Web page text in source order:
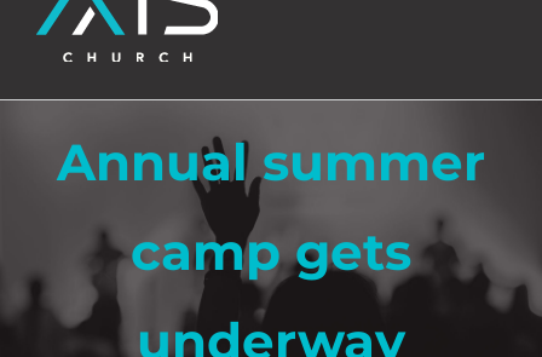
Annual summer
camp gets
underway